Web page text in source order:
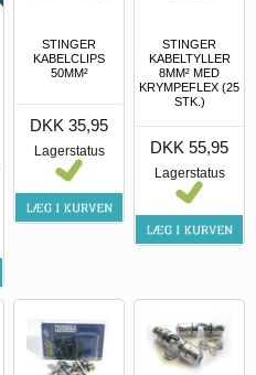
STINGER
KABELCLIPS
50MM²
DKK 35,95
Lagerstatus
STINGER
KABELTYLLER
8MM² MED
KRYMPEFLEX (25
STK.)
DKK 55,95
Lagerstatus